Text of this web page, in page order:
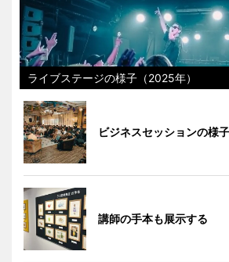
ライブステージの様子（2025年）
ビジネスセッションの様
講師の手本も展示する